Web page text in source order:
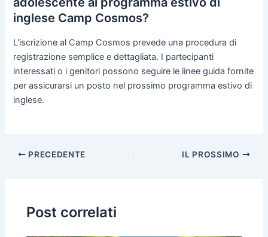
inglese Camp Cosmos?
L'iscrizione al Camp Cosmos prevede una procedura di
registrazione semplice e dettagliata. I partecipanti
interessati o i genitori possono seguire le linee guida fornite
per assicurarsi un posto nel prossimo programma estivo di
inglese.
PRECEDENTE IL PROSSIMO
Post correlati